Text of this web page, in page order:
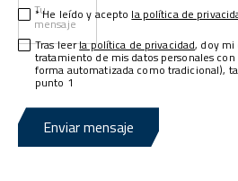
Tu
mensaje
* He leído y acepto la política de
Tras leerla política de privacidad, doy mi
tratamiento de mis datos personales
forma automatizada como tradicional),
punto 1
Enviar mensaje